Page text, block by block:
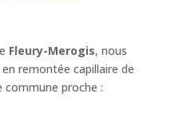
Fleury-Merogis, nous
remontée capillaire de
commune proche :